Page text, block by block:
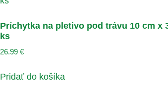
Príchytka na pletivo pod trávu 10 cm x
ks
26.99 €
Pridať do košíka